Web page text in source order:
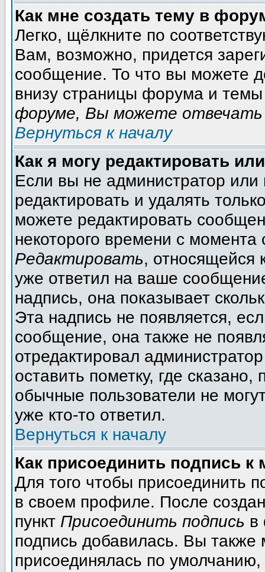
Как мне создать тему в
Легко, щёлкните по
Вам, возможно, придется
сообщение. То что вы можете
внизу страницы форума и
форуме, Вы можете отвечать
Вернуться к началу
Как я могу редактировать
Если вы не администратор
редактировать и удалять
можете редактировать
некоторого времени с момента
Редактировать, относящейся
уже ответил на ваше
надпись, она показывает
Эта надпись не появляется,
сообщение, она также не
отредактировал
оставить пометку, где
обычные пользователи не
уже кто-то ответил.
Вернуться к началу
Как присоединить подпись
Для того чтобы присоединить
в своем профиле. После
пункт Присоединить подпись в
подпись добавилась. Вы также
присоединялась по